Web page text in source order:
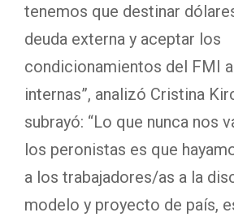
tenemos que destinar
deuda externa y aceptar los
condicionamientos del FMI
internas”, analizó Cristina
subrayó: “Lo que nunca nos
los peronistas es que
a los trabajadores/as a la
modelo y proyecto de país,